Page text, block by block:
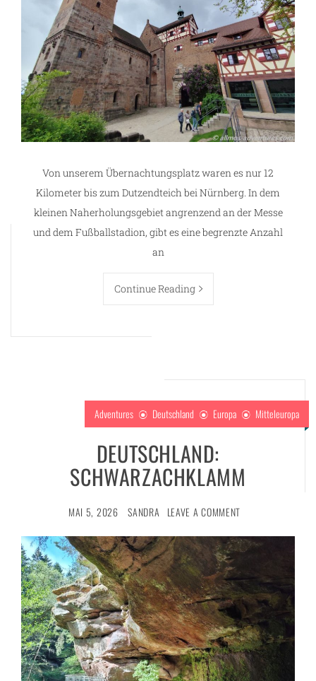
Von unserem Übernachtungsplatz waren es nur 12
Kilometer bis zum Dutzendteich bei Nürnberg. In dem
kleinen Naherholungsgebiet angrenzend an der Messe
und dem Fußballstadion, gibt es eine begrenzte Anzahl
an
Continue Reading
Adventures Deutschland Europa Mitteleuropa
DEUTSCHLAND:
SCHWARZACHKLAMM
MAI 5, 2026 SANDRA LEAVE A COMMENT